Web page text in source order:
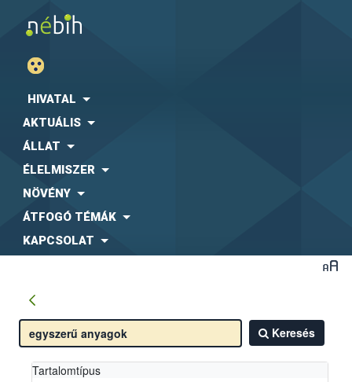
HIVATAL
AKTUÁLIS
ÁLLAT
ÉLELMISZER
NÖVÉNY
ÁTFOGÓ TÉMÁK
KAPCSOLAT
Keresés
Tartalomtípus